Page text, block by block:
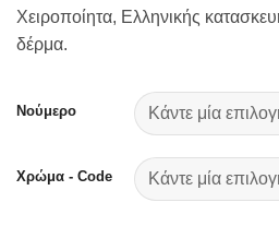
Χειροποίητα, Ελληνικής
δέρμα.
Νούμερο
Χρώμα - Code